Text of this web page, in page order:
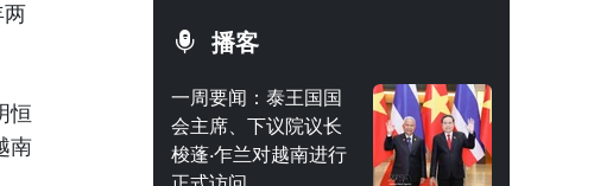
两
恒
南
播客
一周要闻：泰王国国
会主席、下议院议长
梭蓬·乍兰对越南进行